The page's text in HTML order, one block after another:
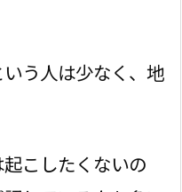
う人は少なく、地
こしたくないの